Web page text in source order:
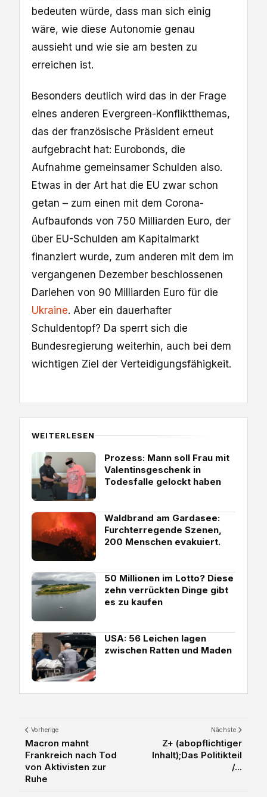
bedeuten würde, dass man sich einig
wäre, wie diese Autonomie genau
aussieht und wie sie am besten zu
erreichen ist.
Besonders deutlich wird das in der Frage
eines anderen Evergreen-Konfliktthemas,
das der französische Präsident erneut
aufgebracht hat: Eurobonds, die
Aufnahme gemeinsamer Schulden also.
Etwas in der Art hat die EU zwar schon
getan – zum einen mit dem Corona-
Aufbaufonds von 750 Milliarden Euro, der
über EU-Schulden am Kapitalmarkt
finanziert wurde, zum anderen mit dem im
vergangenen Dezember beschlossenen
Darlehen von 90 Milliarden Euro für die
Ukraine. Aber ein dauerhafter
Schuldentopf? Da sperrt sich die
Bundesregierung weiterhin, auch bei dem
wichtigen Ziel der Verteidigungsfähigkeit.
WEITERLESEN
Prozess: Mann soll Frau mit
Valentinsgeschenk in
Todesfalle gelockt haben
Waldbrand am Gardasee:
Furchterregende Szenen,
200 Menschen evakuiert.
50 Millionen im Lotto? Diese
zehn verrückten Dinge gibt
es zu kaufen
USA: 56 Leichen lagen
zwischen Ratten und Maden
Vorherige
Macron mahnt
Frankreich nach Tod
von Aktivisten zur
Ruhe
Nächste
Z+ (abopflichtiger
Inhalt);Das Politikteil
/...